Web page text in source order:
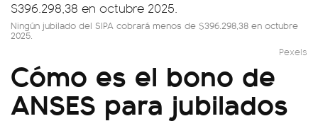
Ningún jubilado del SIPA cobrará menos de $396.298,38 en octubre
2025.
Pexels
Cómo es el bono de
ANSES para jubilados